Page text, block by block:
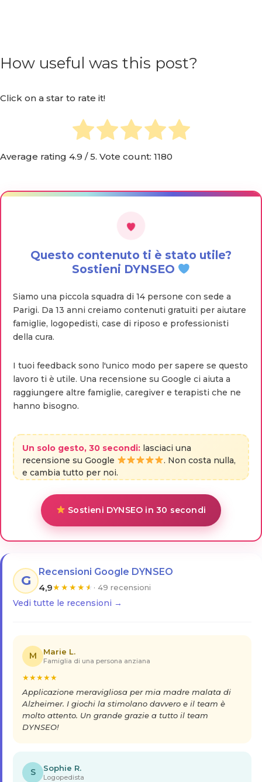
How useful was this post?
Click on a star to rate it!
Average rating 4.9 / 5. Vote count: 1180
Questo contenuto ti è stato utile?
Sostieni DYNSEO
Siamo una piccola squadra di 14 persone con sede a
Parigi. Da 13 anni creiamo contenuti gratuiti per aiutare
famiglie, logopedisti, case di riposo e professionisti
della cura.
I tuoi feedback sono l'unico modo per sapere se questo
lavoro ti è utile. Una recensione su Google ci aiuta a
raggiungere altre famiglie, caregiver e terapisti che ne
hanno bisogno.
Un solo gesto, 30 secondi: lasciaci una
recensione su Google
. Non costa nulla,
e cambia tutto per noi.
Sostieni DYNSEO in 30 secondi
G
Recensioni Google DYNSEO
4,9★★★★★ · 49 recensioni
Vedi tutte le recensioni →
M Marie L.
Famiglia di una persona anziana
★★★★★
Applicazione meravigliosa per mia madre malata di
Alzheimer. I giochi la stimolano davvero e il team è
molto attento. Un grande grazie a tutto il team
DYNSEO!
S Sophie R.
Logopedista